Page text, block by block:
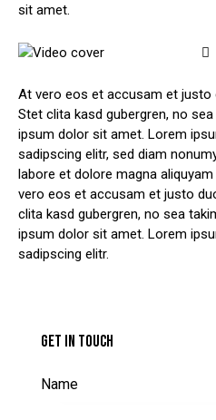
sit amet.
At vero eos et accusam et justo
Stet clita kasd gubergren, no
ipsum dolor sit amet. Lorem
sadipscing elitr, sed diam
labore et dolore magna
vero eos et accusam et justo
clita kasd gubergren, no sea
ipsum dolor sit amet. Lorem
sadipscing elitr.
GET IN TOUCH